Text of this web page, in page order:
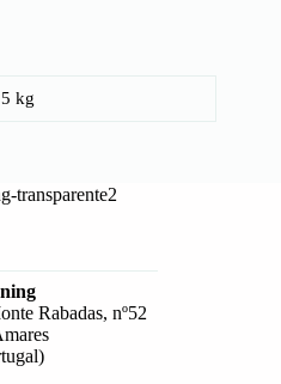
5 kg
Rabadas, nº52